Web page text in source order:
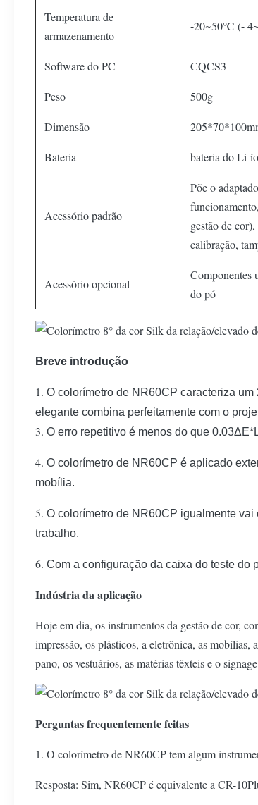
Temperatura de
armazenamento
-20~50℃ (-
Software do PC CQCS3
Peso 500g
Dimensão
Bateria bateria do Li-
Acessório padrão
Põe o
gestão de
calibração,
Acessório opcional
Componentes
do pó
Breve introdução
1. O colorímetro de NR60CP caracteriza
elegante combina perfeitamente com o
3. O erro repetitivo é menos do que
4. O colorímetro de NR60CP é aplicado
mobília.
5. O colorímetro de NR60CP igualmente
trabalho.
6. Com a configuração da caixa do teste do
Indústria da aplicação
Hoje em dia, os instrumentos da gestão de cor,
impressão, os plásticos, a eletrônica, as mobílias,
pano, os vestuários, as matérias têxteis e o
Perguntas frequentemente feitas
1. O colorímetro de NR60CP tem algum
Resposta: Sim, NR60CP é equivalente a CR-